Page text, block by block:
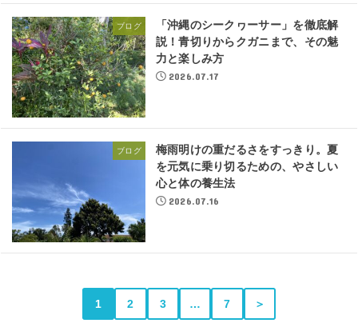
ブログ
「沖縄のシークヮーサー」を徹底解
説！青切りからクガニまで、その魅
力と楽しみ方
2026.07.17
ブログ
梅雨明けの重だるさをすっきり。夏
を元気に乗り切るための、やさしい
心と体の養生法
2026.07.16
1 2 3 … 7 ＞